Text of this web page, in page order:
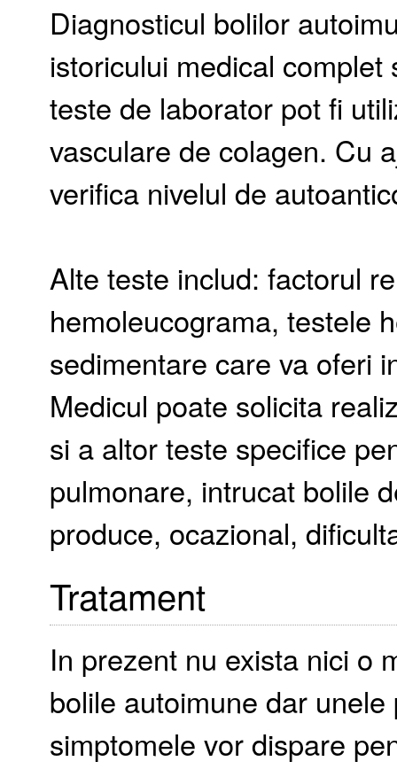
Diagnosticul bolilor
istoricului medical
teste de laborator pot fi
vasculare de colagen. Cu
verifica nivelul de
Alte teste includ: factorul
hemoleucograma, testele
sedimentare care va oferi
Medicul poate solicita
si a altor teste specifice
pulmonare, intrucat bolile
produce, ocazional,
Tratament
In prezent nu exista nici o
bolile autoimune dar
simptomele vor dispare